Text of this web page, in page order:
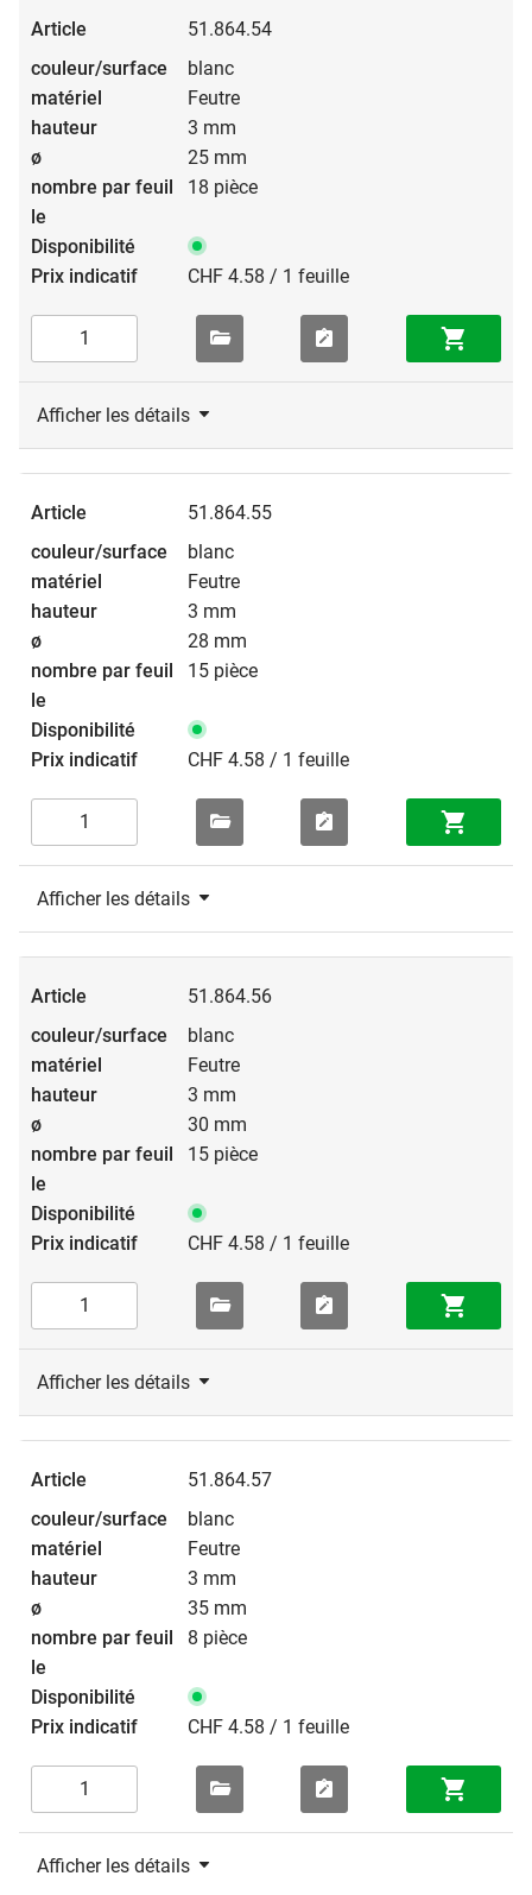
51.864.54
blanc
Feutre
3 mm
25 mm
18 pièce
CHF 4.58 / 1 feuille
Afficher les détails
51.864.55
blanc
Feutre
3 mm
28 mm
15 pièce
CHF 4.58 / 1 feuille
Afficher les détails
51.864.56
blanc
Feutre
3 mm
30 mm
15 pièce
CHF 4.58 / 1 feuille
Afficher les détails
51.864.57
blanc
Feutre
3 mm
35 mm
8 pièce
CHF 4.58 / 1 feuille
Afficher les détails